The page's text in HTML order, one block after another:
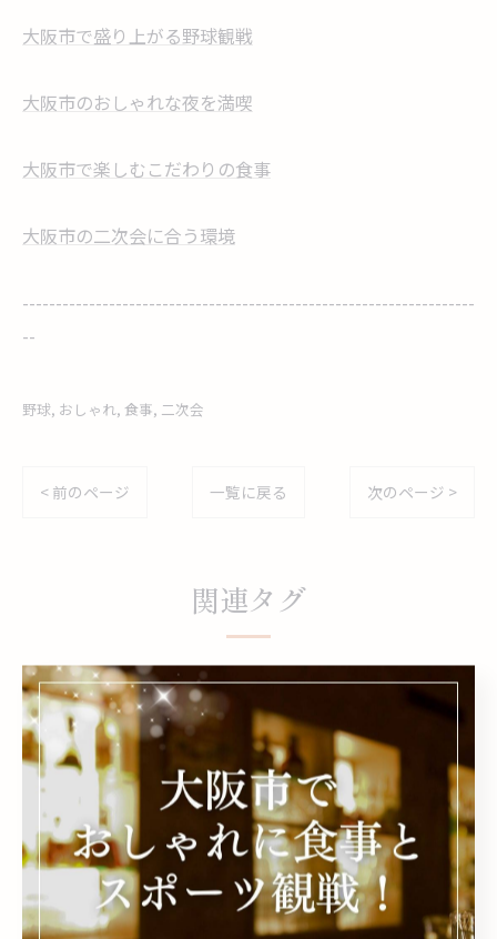
大阪市で盛り上がる野球観戦
大阪市のおしゃれな夜を満喫
大阪市で楽しむこだわりの食事
大阪市の二次会に合う環境
--------------------------------------------------------------------
--
野球 おしゃれ 食事 二次会
< 前のページ 一覧に戻る 次のページ >
関連タグ
#阪神 #デート
カテゴリー Categories
全てのカテゴリー
野球